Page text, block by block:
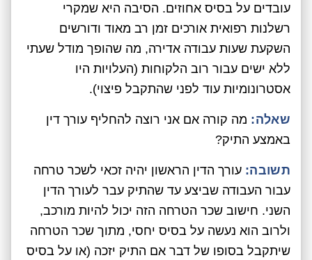
עובדים על בסיס אחוזים. הסיבה היא שמקרי
רשלנות רפואית אורכים זמן רב מאוד ודורשים
השקעת שעות עבודה אדירה, מה שהופך מודל שעתי
ללא ישים עבור רוב הלקוחות (העלויות היו
אסטרונומיות עוד לפני שהתקבל פיצוי).
שאלה: מה קורה אם אני רוצה להחליף עורך דין
באמצע התיק?
תשובה: עורך הדין הראשון יהיה זכאי לשכר טרחה
עבור העבודה שביצע עד שהתיק עבר לעורך הדין
השני. חישוב שכר הטרחה הזה יכול להיות מורכב,
ולרוב הוא נעשה על בסיס יחסי, מתוך שכר הטרחה
שיתקבל בסופו של דבר אם התיק יזכה (או על בסיס